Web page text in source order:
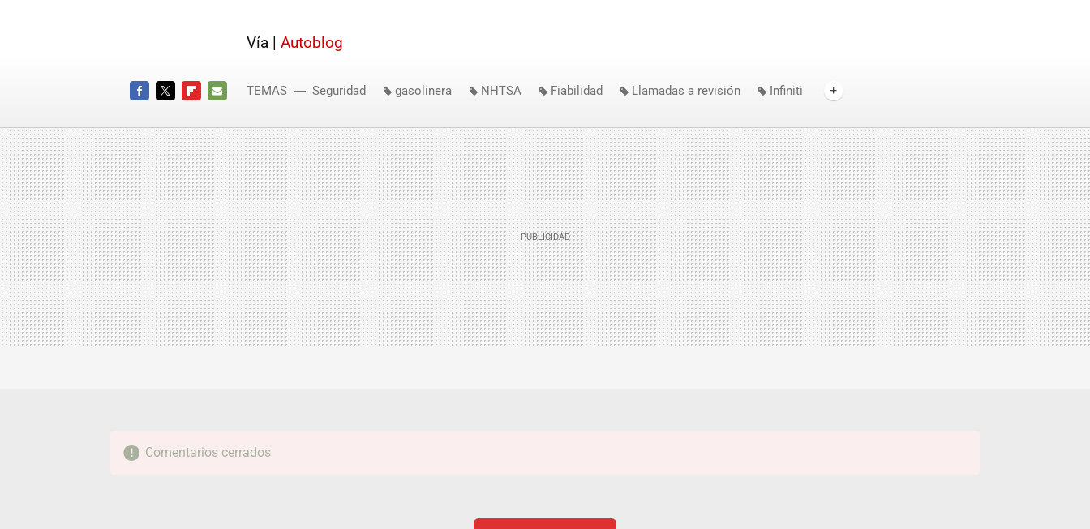
Vía | Autoblog
MAIL
TEMAS Seguridad gasolinera NHTSA Fiabilidad Llamadas a revisión
Infiniti
Comentarios cerrados